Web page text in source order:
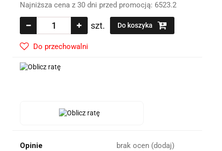
Najniższa cena z 30 dni przed promocją: 6523.2
szt. Do koszyka
Do przechowalni
Opinie brak ocen (dodaj)